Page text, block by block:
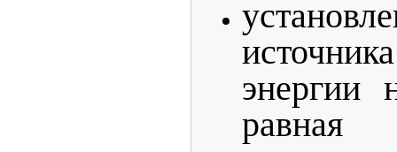
энергии
равная